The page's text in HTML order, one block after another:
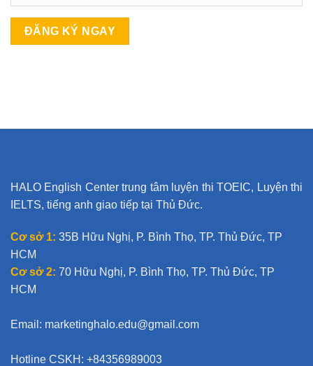
r
i
v
:
HALO English Center trung tâm luyện thi TOEIC, Luyện thi
IELTS, tiếng anh giao tiếp tại Thủ Đức.
Cơ sở 1: 35B Hữu Nghị, P. Bình Thọ, TP. Thủ Đức, TP
HCM
Cơ sở 2: 70 Hữu Nghị, P. Bình Thọ, TP. Thủ Đức, TP
HCM
Email: marketinghalo.edu@gmail.com
Hotline CSKH: +84356989003